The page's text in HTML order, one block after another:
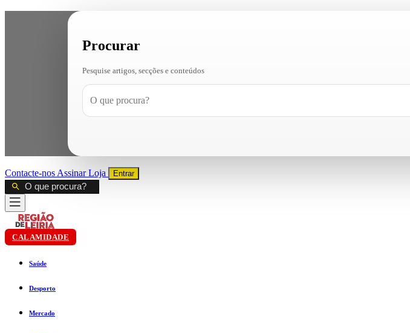
Procurar
Pesquise artigos, secções e conteúdos
Contacte-nos AssinarLoja Entrar
CALAMIDADE
Saúde
Desporto
Mercado